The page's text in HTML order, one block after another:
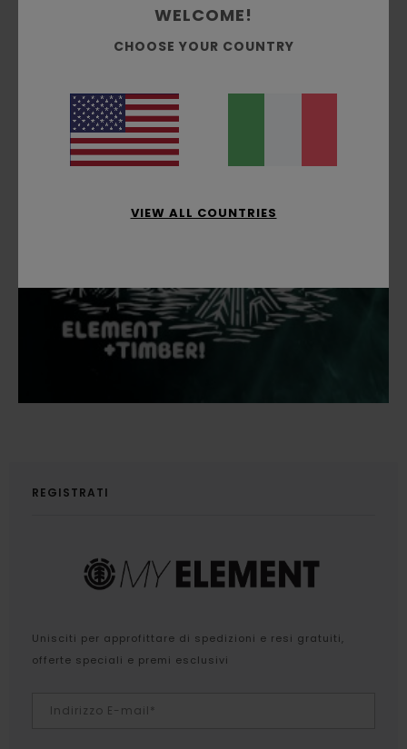
REGISTRATI
Unisciti per approfittare di spedizioni e resi gratuiti,
offerte speciali e premi esclusivi
Indirizzo E-mail*
WELCOME!
CHOOSE YOUR COUNTRY
VIEW ALL COUNTRIES